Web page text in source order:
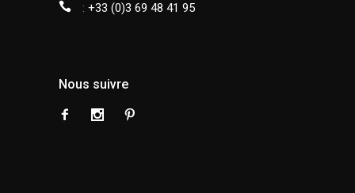
: +33 (0)3 69 48 41 95
Nous suivre